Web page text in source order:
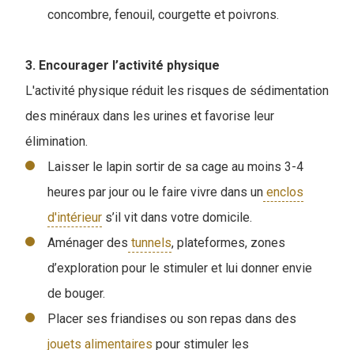
concombre, fenouil, courgette et poivrons.
3. Encourager l’activité physique
L'activité physique réduit les risques de sédimentation
des minéraux dans les urines et favorise leur
élimination.
Laisser le lapin sortir de sa cage au moins 3-4
heures par jour ou le faire vivre dans un enclos
d'intérieur s’il vit dans votre domicile.
Aménager des tunnels, plateformes, zones
d’exploration pour le stimuler et lui donner envie
de bouger.
Placer ses friandises ou son repas dans des
jouets alimentaires pour stimuler les